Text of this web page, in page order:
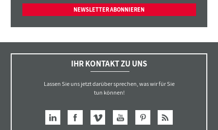
NEWSLETTER ABONNIEREN
IHR KONTAKT ZU UNS
Lassen Sie uns jetzt darüber sprechen, was wir für Sie
tun können!